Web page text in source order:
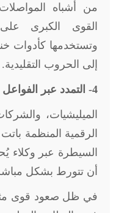
من أشباه
القوى الكبرى على
وتستخدمها كأدوات
إلى الحروب التقليدية.
4- التمدد عبر الفواعل من غير الدول:
الميليشيات،
الرقمية المنظمة
السيطرة عبر وكلاء
أن تتورط بشكل
في ظل صعود قوى